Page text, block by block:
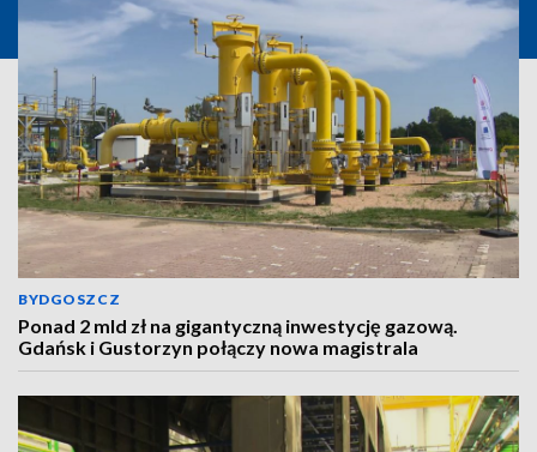
BYDGOSZCZ
Ponad 2 mld zł na gigantyczną inwestycję gazową.
Gdańsk i Gustorzyn połączy nowa magistrala